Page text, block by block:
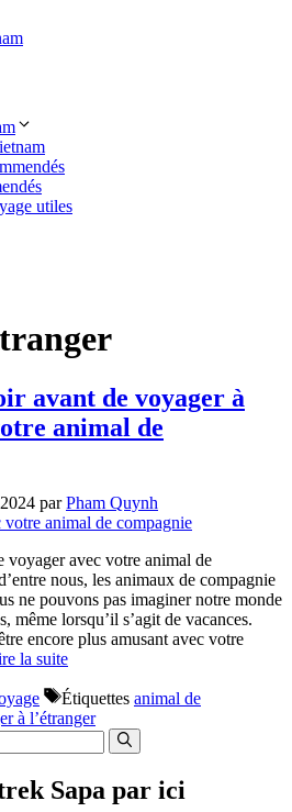
utiles
avant de voyager à
animal de
parPham Quynh
voyager avec votre animal de
nous, les animaux de compagnie
ne pouvons pas imaginer notre monde
même lorsqu’il s’agit de vacances.
encore plus amusant avec votre
la suite
Étiquettes animal de
à l’étranger
Sapa par ici